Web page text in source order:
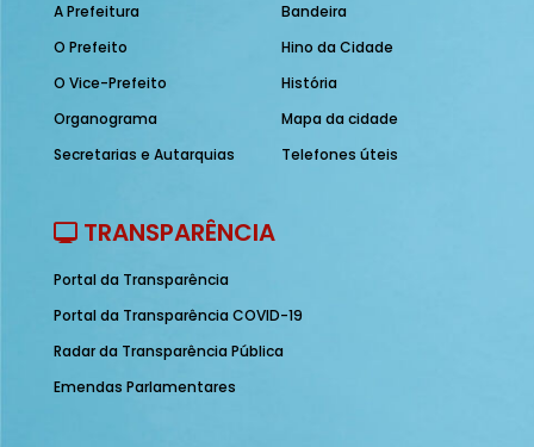
A Prefeitura
O Prefeito
O Vice-Prefeito
Organograma
Secretarias e Autarquias
Bandeira
Hino da Cidade
História
Mapa da cidade
Telefones úteis
TRANSPARÊNCIA
Portal da Transparência
Portal da Transparência COVID-19
Radar da Transparência Pública
Emendas Parlamentares